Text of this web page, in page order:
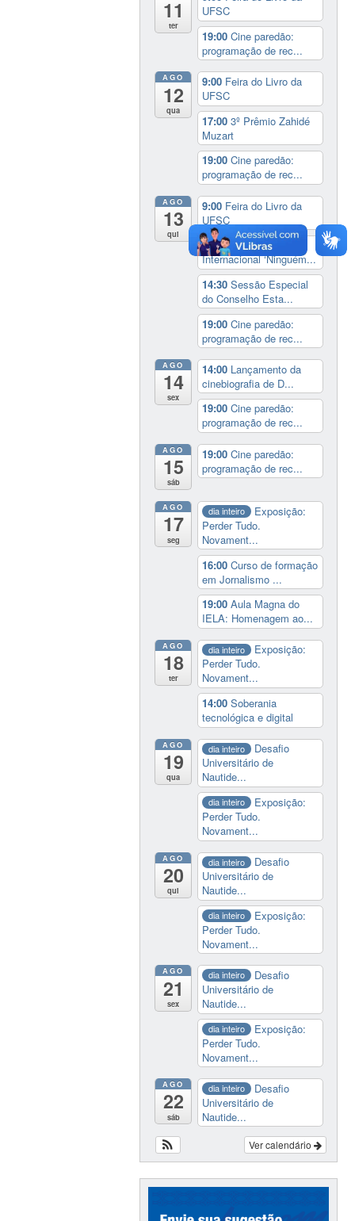
11
ter
UFSC
19:00Cine paredão:
programação de rec...
AGO
12
qua
9:00 Feira do Livro da
UFSC
17:003º Prêmio Zahidé
Muzart
19:00Cine paredão:
programação de rec...
AGO
13
qui
9:00 Feira do Livro da
UFSC
14:00 Seminário
Internacional ‘Ninguém...
14:30Sessão Especial
do Conselho Esta...
19:00Cine paredão:
programação de rec...
AGO
14
sex
14:00 Lançamento da
cinebiografia de D...
19:00Cine paredão:
programação de rec...
AGO
15
sáb
19:00Cine paredão:
programação de rec...
AGO
17
seg
dia inteiro
Exposição:
Perder Tudo.
Novament...
16:00Curso de formação
em Jornalismo ...
19:00Aula Magna do
IELA: Homenagem ao...
AGO
18
ter
dia inteiro
Exposição:
Perder Tudo.
Novament...
14:00Soberania
tecnológica e digital
AGO
19
qua
dia inteiro
Desafio
Universitário de
Nautide...
dia inteiro
Exposição:
Perder Tudo.
Novament...
AGO
20
qui
dia inteiro
Desafio
Universitário de
Nautide...
dia inteiro
Exposição:
Perder Tudo.
Novament...
AGO
21
sex
dia inteiro
Desafio
Universitário de
Nautide...
dia inteiro
Exposição:
Perder Tudo.
Novament...
AGO
22
sáb
dia inteiro
Desafio
Universitário de
Nautide...
Ver calendário